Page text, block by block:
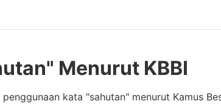
Menurut KBBI
kata "sahutan" menurut Kamus